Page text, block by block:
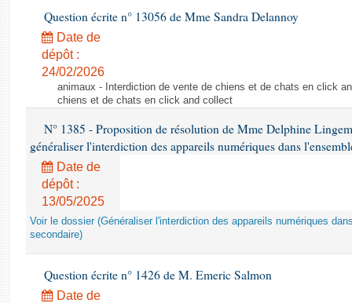
Question écrite n° 13056 de Mme Sandra Delannoy
Date de
dépôt :
24/02/2026
animaux - Interdiction de vente de chiens et de chats en click
chiens et de chats en click and collect
N° 1385 - Proposition de résolution de Mme Delphine
généraliser l'interdiction des appareils numériques dans
Date de
dépôt :
13/05/2025
Voir le dossier (Généraliser l'interdiction des appareils numériques
secondaire)
Question écrite n° 1426 de M. Emeric Salmon
Date de